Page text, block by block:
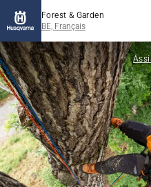
Forest & Garden
BE, Français